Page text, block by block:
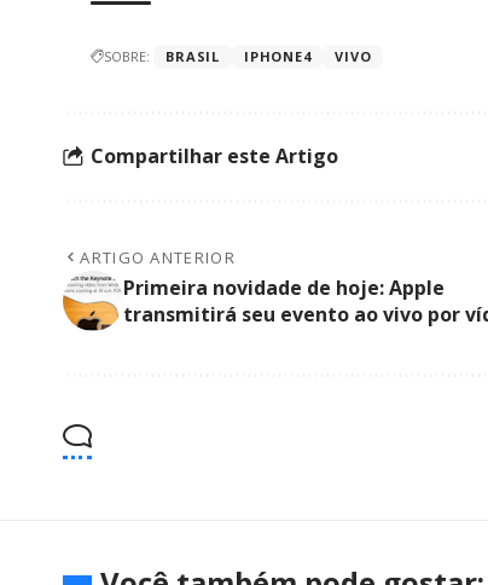
SOBRE: BRASIL IPHONE4 VIVO
Compartilhar este Artigo
ARTIGO ANTERIOR
Primeira novidade de hoje: Apple
transmitirá seu evento ao vivo por